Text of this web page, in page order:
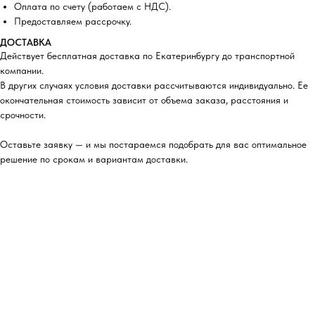
Оплата по счету (работаем с НДС).
Предоставляем рассрочку.
ДОСТАВКА
Действует бесплатная доставка по Екатеринбургу до транспортной
компании.
В других случаях условия доставки рассчитываются индивидуально. Ее
окончательная стоимость зависит от объема заказа, расстояния и
срочности.
Оставьте заявку — и мы постараемся подобрать для вас оптимальное
решение по срокам и вариантам доставки.